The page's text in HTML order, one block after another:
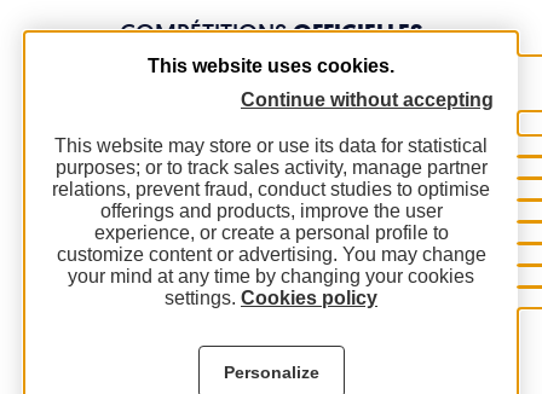
COMPÉTITIONSOFFICIELLES
This website uses cookies.
Continue without accepting
This website may store or use its data for statistical
purposes; or to track sales activity, manage partner
relations, prevent fraud, conduct studies to optimise
offerings and products, improve the user
experience, or create a personal profile to
customize content or advertising. You may change
your mind at any time by changing your cookies
settings. Cookies policy
Personalize